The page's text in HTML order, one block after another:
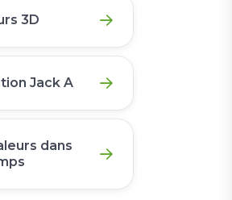
3D
Jack A
dans